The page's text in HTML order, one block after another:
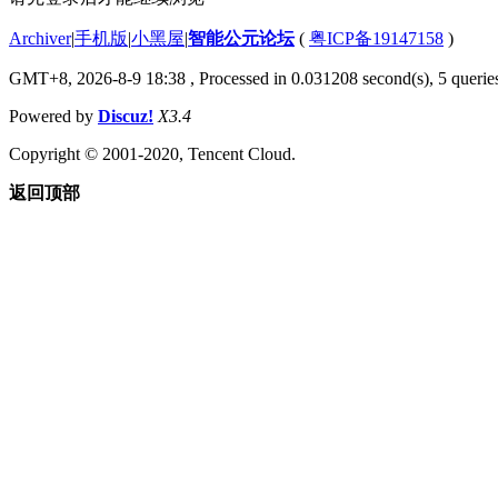
Archiver|手机版|小黑屋|智能公元论坛( 粤ICP备19147158 )
GMT+8, 2026-8-9 18:38 , Processed in 0.031208 second(s), 5
Powered by Discuz! X3.4
Copyright © 2001-2020, Tencent Cloud.
返回顶部